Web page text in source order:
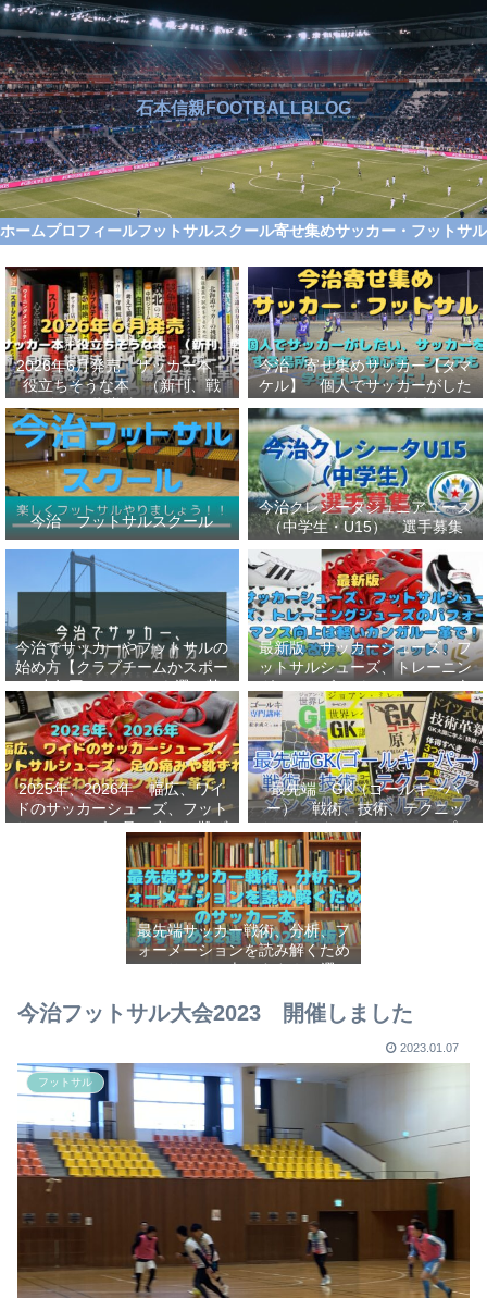
石本信親FOOTBALLBLOG
ホームプロフィールフットサルスクール寄せ集めサッカー・フット
2026年6月発売 サッカー本＋
役立ちそうな本 （新刊、戦
術、自伝、指導法、トレンド、
スポーツビジネス、高校サッカ
ー）勝つ方法、上手くなる方法
を見つけよう！
今治 寄せ集めサッカー【タマ
ケル】 個人でサッカーがした
い、サッカーをする場所、男
女、初心者、シニアも学生もい
っしょに！【タマケル】
今治 フットサルスクール
今治クレシータジュニアユース
（中学生・U15） 選手募集
今治でサッカーやフットサルの
始め方【クラブチームかスポー
ツ少年団かスクールを選ぶ基
準】小学生、幼児（年長・年
中）、サッカー
最新版 サッカーシューズ、フ
ットサルシューズ、トレーニン
グシューズのパフォーマンス向
上は軽いカンガルー革で！痛み
改善、足にフィット！
2025年、2026年 幅広、ワイ
ドのサッカーシューズ、フット
サルシューズ、足の痛みや靴ず
れにはこだわりはカンガルー革
で！
最先端 GK（ゴールキーパ
ー） 戦術、技術、テクニッ
ク、メンタルをレベルアップし
世界基準へ 練習メニューなど
選手、指導者おすすめ本 11
選
最先端サッカー戦術、分析、フ
ォーメーションを読み解くため
のサッカー本おすすめ32選
今治フットサル大会2023 開催しました
2023.01.07
フットサル